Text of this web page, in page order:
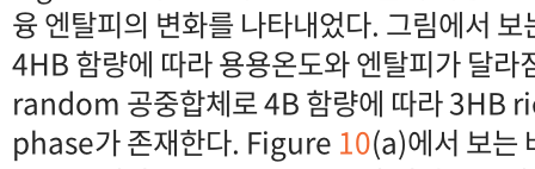
융 엔탈피의 변화를 나타내었다. 그림에서
4HB 함량에 따라 용용온도와 엔탈피가 달라
random 공중합체로 4B 함량에 따라 3HB
phase가 존재한다. Figure 10(a)에서 보는